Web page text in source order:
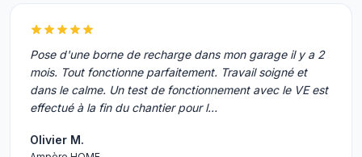
Pose d'une borne de recharge dans mon garage il y a 2
mois. Tout fonctionne parfaitement. Travail soigné et
dans le calme. Un test de fonctionnement avec le VE est
effectué à la fin du chantier pour l…
Olivier M.